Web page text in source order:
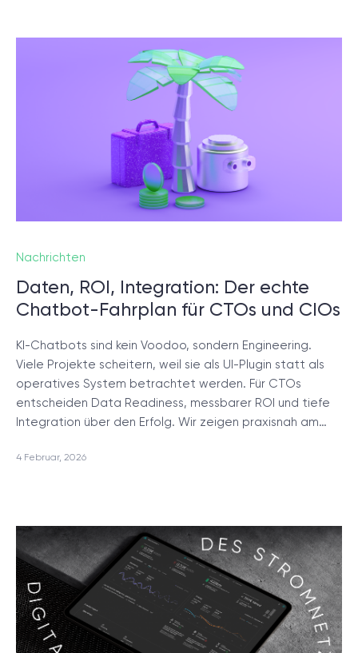
Nachrichten
Daten, ROI, Integration: Der echte
Chatbot-Fahrplan für CTOs und CIOs
KI-Chatbots sind kein Voodoo, sondern Engineering.
Viele Projekte scheitern, weil sie als UI-Plugin statt als
operatives System betrachtet werden. Für CTOs
entscheiden Data Readiness, messbarer ROI und tiefe
Integration über den Erfolg. Wir zeigen praxisnah am…
4 Februar, 2026